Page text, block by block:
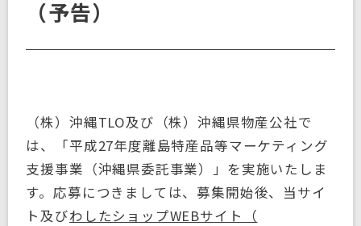
（予告）
（株）沖縄TLO及び（株）沖縄県物産公社で
は、「平成27年度離島特産品等マーケティング
支援事業（沖縄県委託事業）」を実施いたしま
す。応募につきましては、募集開始後、当サイ
ト及びわしたショップWEBサイト（